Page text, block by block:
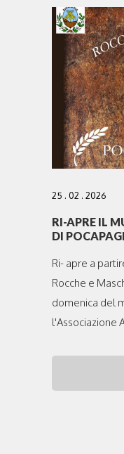
25 . 02 . 2026
RI-APRE IL
DI
Ri- apre a
Rocche e
domenica del
l'Associazione